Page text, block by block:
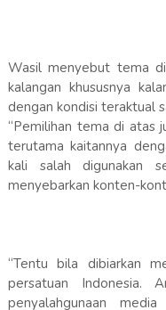
Wasil menyebut tema
kalangan khususnya
dengan kondisi teraktual
“Pemilihan tema di atas
terutama kaitannya
kali salah digunakan
menyebarkan konten-
“Tentu bila dibiarkan
persatuan Indonesia.
penyalahgunaan